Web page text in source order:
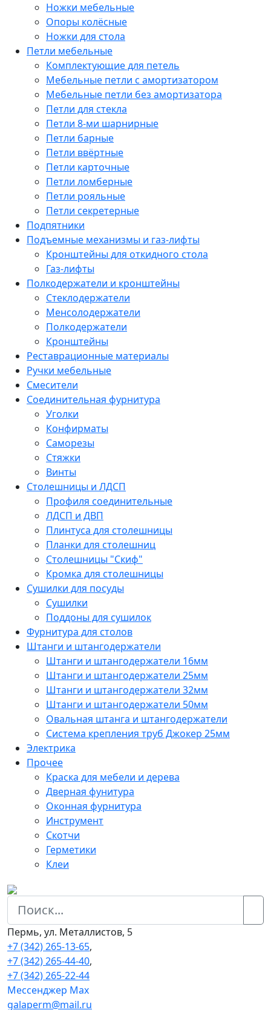
Ножки мебельные
Опоры колёсные
Ножки для стола
Петли мебельные
Комплектующие для петель
Мебельные петли с амортизатором
Мебельные петли без амортизатора
Петли для стекла
Петли 8-ми шарнирные
Петли барные
Петли ввёртные
Петли карточные
Петли ломберные
Петли рояльные
Петли секретерные
Подпятники
Подъемные механизмы и газ-лифты
Кронштейны для откидного стола
Газ-лифты
Полкодержатели и кронштейны
Стеклодержатели
Менсолодержатели
Полкодержатели
Кронштейны
Реставрационные материалы
Ручки мебельные
Смесители
Соединительная фурнитура
Уголки
Конфирматы
Саморезы
Стяжки
Винты
Столешницы и ЛДСП
Профиля соединительные
ЛДСП и ДВП
Плинтуса для столешницы
Планки для столешниц
Столешницы "Скиф"
Кромка для столешницы
Сушилки для посуды
Сушилки
Поддоны для сушилок
Фурнитура для столов
Штанги и штангодержатели
Штанги и штангодержатели 16мм
Штанги и штангодержатели 25мм
Штанги и штангодержатели 32мм
Штанги и штангодержатели 50мм
Овальная штанга и штангодержатели
Система крепления труб Джокер 25мм
Электрика
Прочее
Краска для мебели и дерева
Дверная фунитура
Оконная фурнитура
Инструмент
Скотчи
Герметики
Клеи
Пермь, ул. Металлистов, 5
+7 (342) 265-13-65,
+7 (342) 265-44-40,
+7 (342) 265-22-44
Мессенджер Мах
galaperm@mail.ru